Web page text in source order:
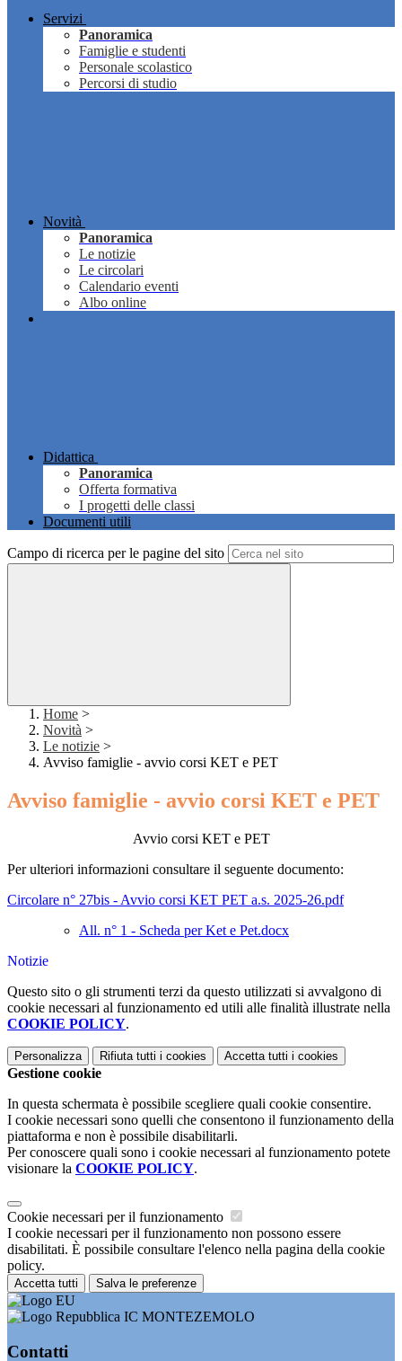
Servizi
Panoramica
Famiglie e studenti
Personale scolastico
Percorsi di studio
Novità
Panoramica
Le notizie
Le circolari
Calendario eventi
Albo online
Didattica
Panoramica
Offerta formativa
I progetti delle classi
Documenti utili
Campo di ricerca per le pagine del sito
Home >
Novità >
Le notizie >
Avviso famiglie - avvio corsi KET e PET
Avviso famiglie - avvio corsi KET e PET
Avvio corsi KET e PET
Per ulteriori informazioni consultare il seguente documento:
Circolare n° 27bis - Avvio corsi KET PET a.s. 2025-26.pdf
All. n° 1 - Scheda per Ket e Pet.docx
Notizie
Questo sito o gli strumenti terzi da questo utilizzati si avvalgono di
cookie necessari al funzionamento ed utili alle finalità illustrate nella
COOKIE POLICY.
Personalizza Rifiuta tutti i cookies Accetta tutti i cookies
Gestione cookie
In questa schermata è possibile scegliere quali cookie consentire.
I cookie necessari sono quelli che consentono il funzionamento della
piattaforma e non è possibile disabilitarli.
Per conoscere quali sono i cookie necessari al funzionamento potete
visionare la COOKIE POLICY.
Cookie necessari per il funzionamento
I cookie necessari per il funzionamento non possono essere
disabilitati. È possibile consultare l'elenco nella pagina della cookie
policy.
Accetta tutti Salva le preferenze
IC MONTEZEMOLO
Contatti